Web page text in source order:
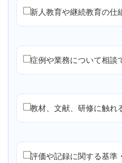
新人教育や継続教育の仕
症例や業務について相談
教材、文献、研修に触れ
評価や記録に関する基準